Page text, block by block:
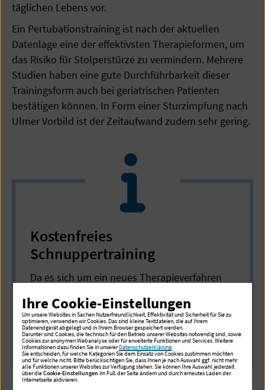
täglichen Lebens vor.
Ein Pertubationstraining ist nach der aktuellen
Datenlage eine der effektivsten Therapieformen, um
das Risiko für Stolperstürze zu vermindern. Mehrere
Studien haben eine gute Durchführbarkeit dieser
Trainingsform auch bei geriatrischen Patienten
bestätigen können. In Form einer Sturzimpfung nach
Ulmer Vorbild ist der Zeitaufwand zudem sehr gering.
Kostenfreies
Schnuppertraining
Da es sich um ein neues Therapieverfahren
Selbstzahlerbasis anbieten. Ein
Schnuppertraining wird jedoch kostenfrei
angeboten.
Ihre Cookie-Einstellungen
Um unsere Websites in Sachen Nutzerfreundlichkeit, Effektivität und Sicherheit für Sie zu
optimieren, verwenden wir Cookies. Das sind kleine Textdateien, die auf Ihrem
Datenendgerät abgelegt und in Ihrem Browser gespeichert werden.
Darunter sind Cookies, die technisch für den Betrieb unserer Websites notwendig sind, sowie
Cookies zur anonymen Webanalyse oder für erweiterte Funktionen und Services. Weitere
Informationen dazu finden Sie in unsererDatenschutzerklärung
Sie entscheiden, für welche Kategorien Sie dem Einsatz von Cookies zustimmen möchten
und für welche nicht. Bitte berücksichtigen Sie, dass Ihnen je nach Auswahl ggf. nicht mehr
alle Funktionen unserer Websites zur Verfügung stehen. Sie können Ihre Auswahl jederzeit
über dieCookie-Einstellungen im Fuß der Seite ändern und durch erneutes Laden der
Internetseite aktivieren.